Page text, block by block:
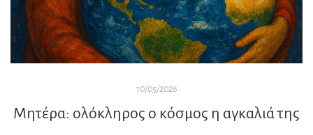
10/05/2026
Μητέρα: ολόκληρος ο κόσμος η αγκαλιά της